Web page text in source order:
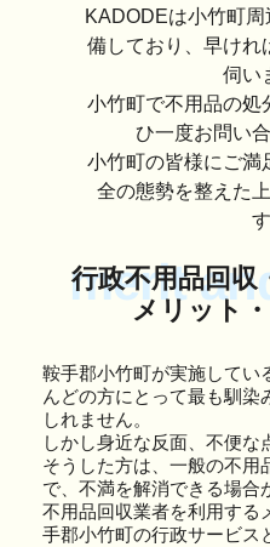
KADODEは小竹町
備しており、早けれ
伺い
小竹町で不用品の処
ひ一度お問い
小竹町の皆様にご満
全の態勢を整えた
す
merit
行政不用品回収
メリット
鞍手郡小竹町が実施してい
んどの方にとって最も馴染
しれません。
しかし身近な反面、不便な
そうした方は、一般の不用
で、不満を解消できる場合
不用品回収業者を利用する
手郡小竹町の行政サービス